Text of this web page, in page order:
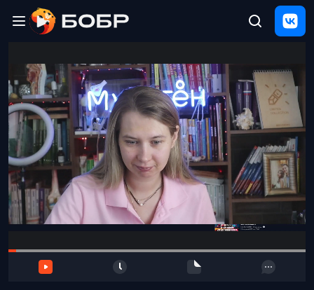
ЩЕЛЧОК
2026
Полезные
материалы
Проверка
сочинений
Тех
поддержка
и